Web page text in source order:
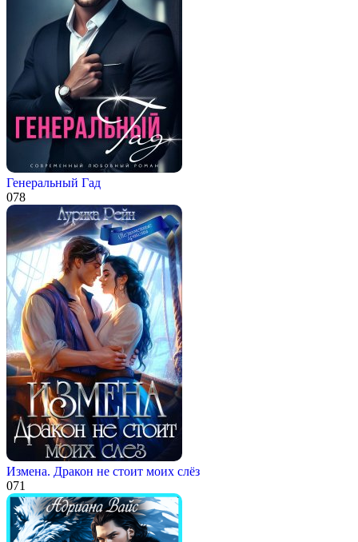
Генеральный Гад
078
Измена. Дракон не стоит моих слёз
071